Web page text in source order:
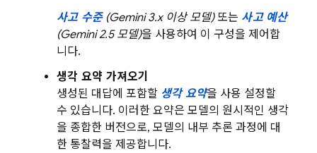
사고 수준 (Gemini 3.x이상 모델)또는 사고 예산
(Gemini 2.5모델)을 사용하여 이 구성을 제어합
니다.
생각 요약 가져오기
생성된 대답에 포함할 생각 요약을 사용 설정할
수 있습니다. 이러한 요약은 모델의 원시적인 생각
을 종합한 버전으로, 모델의 내부 추론 과정에 대
한 통찰력을 제공합니다.